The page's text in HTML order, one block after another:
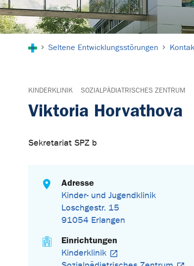
Seltene Entwicklungsstörungen
KINDERKLINIK SOZIALPÄDIATRISCHES ZENTRUM
Viktoria Horvathova
Sekretariat SPZ b
Adresse
Kinder- und Jugendklinik
Loschgestr. 15
91054 Erlangen
Einrichtungen
Kinderklinik